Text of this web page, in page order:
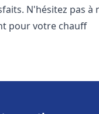
N'hésitez pas
pour votre chauff